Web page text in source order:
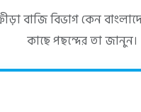
বাজি বিভাগ কেন
কাছে পছন্দের তা জানুন।